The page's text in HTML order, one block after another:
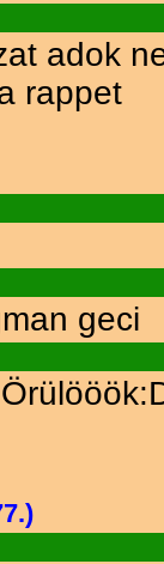
adok
rappet
geci